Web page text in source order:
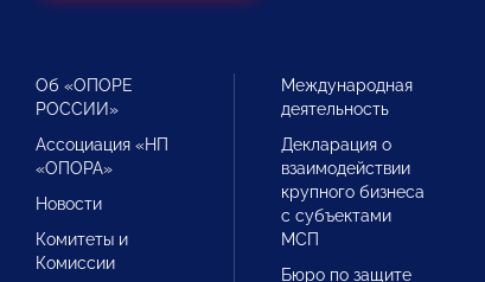
Об «ОПОРЕ
РОССИИ»
Ассоциация «НП
«ОПОРА»
Новости
Комитеты и
Комиссии
Международная
деятельность
Декларация о
взаимодействии
крупного бизнеса
с субъектами
МСП
Бюро по защите